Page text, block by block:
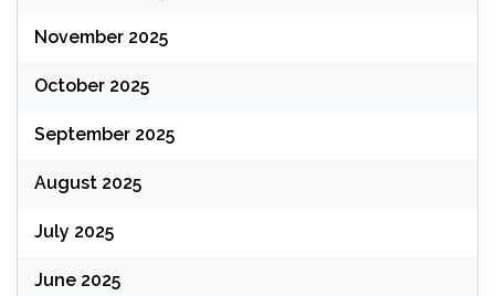
November 2025
October 2025
September 2025
August 2025
July 2025
June 2025